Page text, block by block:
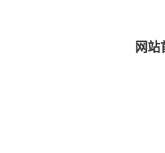
网站